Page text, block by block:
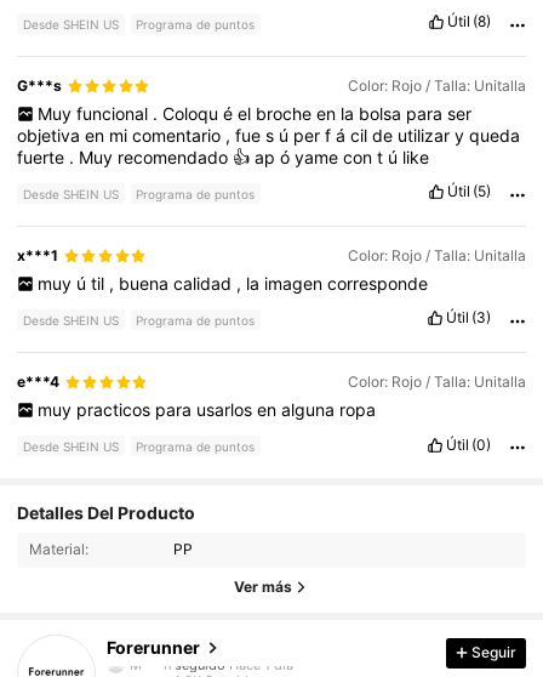
Desde SHEIN US Programa de puntos Útil (8)
G***s Color: Rojo / Talla: Unitalla
Muy funcional . Coloqu é el broche en la bolsa para ser
objetivaen micomentario ,fues ú perfácilde utilizaryqueda
fuerte . Muy recomendado 👍apóyamecont ú like
Desde SHEIN US Programa de puntos Útil (5)
x***1 Color: Rojo / Talla: Unitalla
muy ú til , buena calidad , la imagen corresponde
Desde SHEIN US Programa de puntos Útil (3)
e***4 Color: Rojo / Talla: Unitalla
muy practicos para usarlos en alguna ropa
Desde SHEIN US Programa de puntos Útil (0)
Detalles Del Producto
Material: PP
Ver más
Forerunner
4.85
4.6K Seguidores
M***nseguido
4.6K Seguidores
Seguir